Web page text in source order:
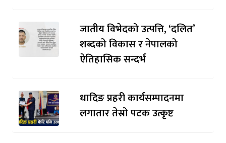
जातीय विभेदको उत्पत्ति, ‘दलित’
शब्दको विकास र नेपालको
ऐतिहासिक सन्दर्भ
धादिङ प्रहरी कार्यसम्पादनमा
लगातार तेस्रो पटक उत्कृष्ट